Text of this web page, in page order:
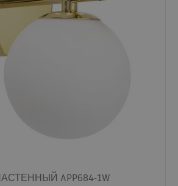
APP684-1W